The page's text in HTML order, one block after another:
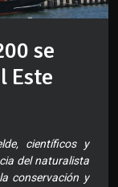
se
Este
científicos y
del naturalista
conservación y